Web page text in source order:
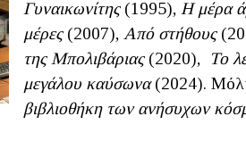
Γυναικωνίτης(1995), Η μέρα
μέρες(2007), Από στήθους
της Μπολιβάριας(2020), Το
μεγάλου καύσωνα(2024).
βιβλιοθήκη των ανήσυχων